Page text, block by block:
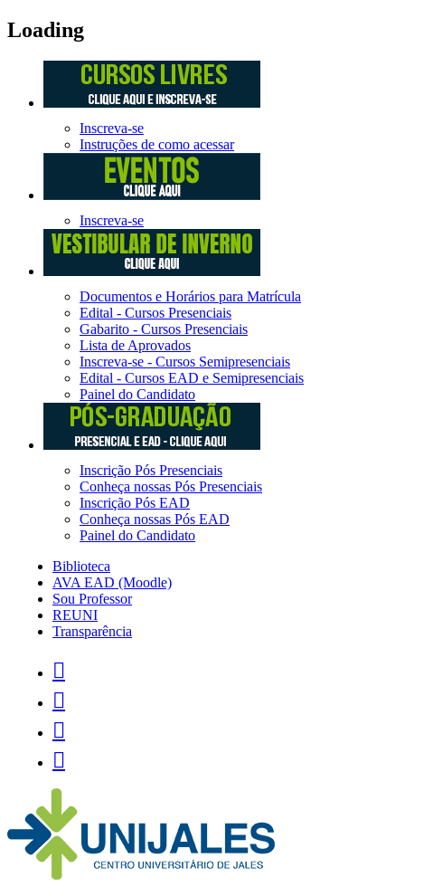
Loading
Inscreva-se
Instruções de como acessar
Inscreva-se
Documentos e Horários para Matrícula
Edital - Cursos Presenciais
Gabarito - Cursos Presenciais
Lista de Aprovados
Inscreva-se - Cursos Semipresenciais
Edital - Cursos EAD e Semipresenciais
Painel do Candidato
Inscrição Pós Presenciais
Conheça nossas Pós Presenciais
Inscrição Pós EAD
Conheça nossas Pós EAD
Painel do Candidato
Biblioteca
AVA EAD (Moodle)
Sou Professor
REUNI
Transparência



